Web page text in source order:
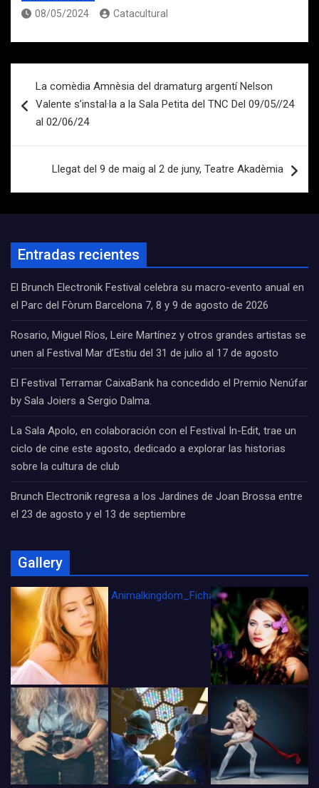
08/05/2024 Catacultural
de
entradas
La comèdia Amnèsia del dramaturg argentí Nelson
Valente s’instal·la a la Sala Petita del TNC Del 09/05//24
al 02/06/24
Llegat del 9 de maig al 2 de juny, Teatre Akadèmia
Entradas recientes
El Brunch Electronik Festival celebra su macro-evento anual en
el Parc del Fòrum Barcelona 7, 8 y 9 de agosto de 2026
Rosario, Miguel Ríos, Leire Martínez y otros grandes artistas se
unen al Festival Mar d’Estiu del 31 de julio al 17 de agosto
El Festival Terramar CaixaBank ha concedido el Premio Nenúfar
by Sala Joiers a Sergio Dalma.
La Sala Apolo, en colaboración con el Festival In-Edit, trae un
ciclo de cine este agosto, dedicado a explorar las historias
sobre la cultura de club
Brunch Electronik regresa a los Jardines de Joan Brossa entre
el 23 de agosto y el 13 de septiembre
Gallery
Animalkingdom_FichaCine